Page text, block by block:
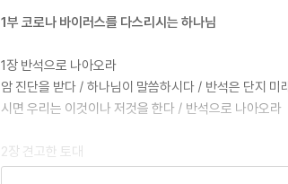
1부 코로나 바이러스를 다스리시는 하나님
1장 반석으로 나아오라
암 진단을 받다 / 하나님이 말씀하시다 / 반석은 단지
시면 우리는 이것이나 저것을 한다 / 반석으로 나아오라
2장 견고한 토대
견고하고 달콤한 말씀 / 성경이 하나님의 말씀이라는